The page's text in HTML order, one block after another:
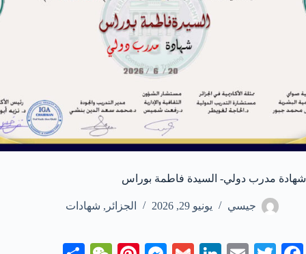
شهادة مدرب دولي- السيدة فاطمة بوراس
جيسي يونيو 29, 2026 الجزائر , شهادات